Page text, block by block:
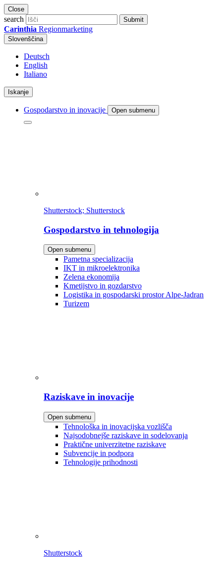
Close
search Submit
Carinthia Regionmarketing
Slovenščina
Deutsch
English
Italiano
Iskanje
Gospodarstvo in inovacije Open submenu
Shutterstock; Shutterstock
Gospodarstvo in tehnologija
Open submenu
Pametna specializacija
IKT in mikroelektronika
Zelena ekonomija
Kmetijstvo in gozdarstvo
Logistika in gospodarski prostor Alpe-Jadran
Turizem
Raziskave in inovacije
Open submenu
Tehnološka in inovacijska vozlišča
Najsodobnejše raziskave in sodelovanja
Praktične univerzitetne raziskave
Subvencije in podpora
Tehnologije prihodnosti
Shutterstock